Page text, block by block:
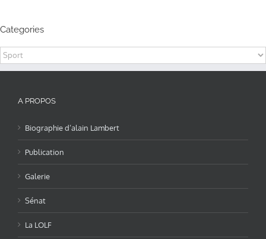
Categories
Categories
A PROPOS
Biographie d’alain Lambert
Publication
Galerie
Sénat
La LOLF